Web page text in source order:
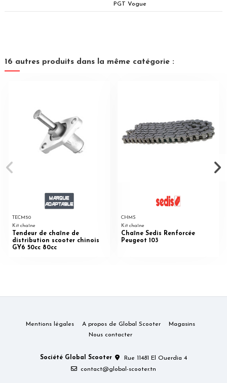
PGT Vogue
16 autres produits dans la même catégorie :
TECM50
Kit chaîne
Tendeur de chaîne de
distribution scooter chinois
GY6 50cc 80cc
CHMS
Kit chaîne
Chaîne Sedis Renforcée
Peugeot 103
Mentions légales A propos de Global Scooter
Magasins
Nous contacter
Société Global Scooter
Rue 11481 El Ouerdia 4
contact@global-scooter.tn